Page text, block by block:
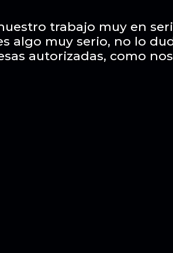
trabajo muy en
algo muy serio, no lo
autorizadas, como